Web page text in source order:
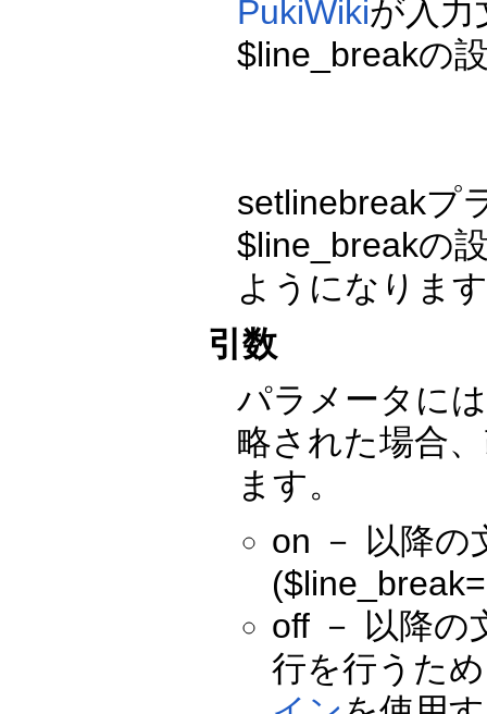
PukiWikiが入力
$line_breakの
setlinebreakプ
$line_breakの
ようになりま
引数
パラメータに
略された場合
ます。
on － 以降の
off － 以降の
行を行うた